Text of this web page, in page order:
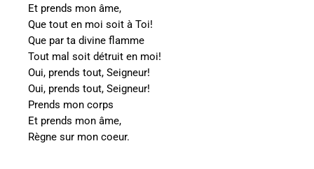
Et prends mon âme,
Que tout en moi soit à Toi!
Que par ta divine flamme
Tout mal soit détruit en moi!
Oui, prends tout, Seigneur!
Oui, prends tout, Seigneur!
Prends mon corps
Et prends mon âme,
Règne sur mon coeur.